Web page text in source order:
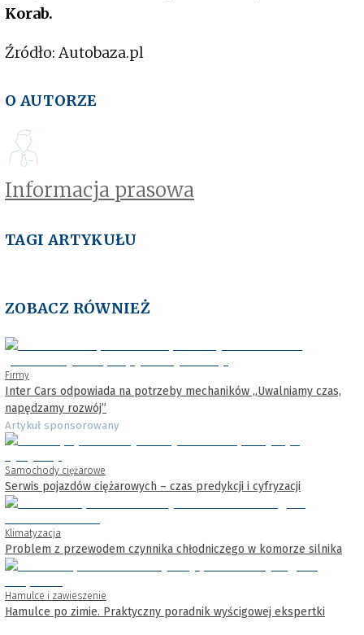
Korab.
Źródło: Autobaza.pl
O AUTORZE
Informacja prasowa
TAGI ARTYKUŁU
ZOBACZ RÓWNIEŻ
Firmy
Inter Cars odpowiada na potrzeby mechaników „Uwalniamy czas,
napędzamy rozwój”
Artykuł sponsorowany
Samochody ciężarowe
Serwis pojazdów ciężarowych – czas predykcji i cyfryzacji
Klimatyzacja
Problem z przewodem czynnika chłodniczego w komorze silnika
Hamulce i zawieszenie
Hamulce po zimie. Praktyczny poradnik wyścigowej ekspertki